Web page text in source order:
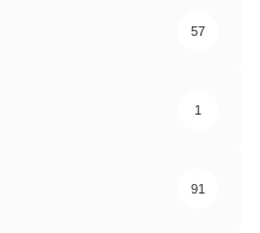
57
1
91